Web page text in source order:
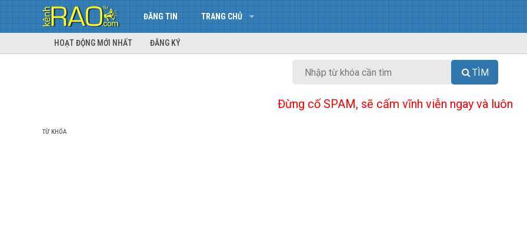
ĐĂNG TIN TRANG CHỦ
HOẠT ĐỘNG MỚI NHẤT ĐĂNG KÝ
TÌM
Đừng cố SPAM, sẽ cấm vĩnh viễn ngay và luôn
TỪ KHÓA